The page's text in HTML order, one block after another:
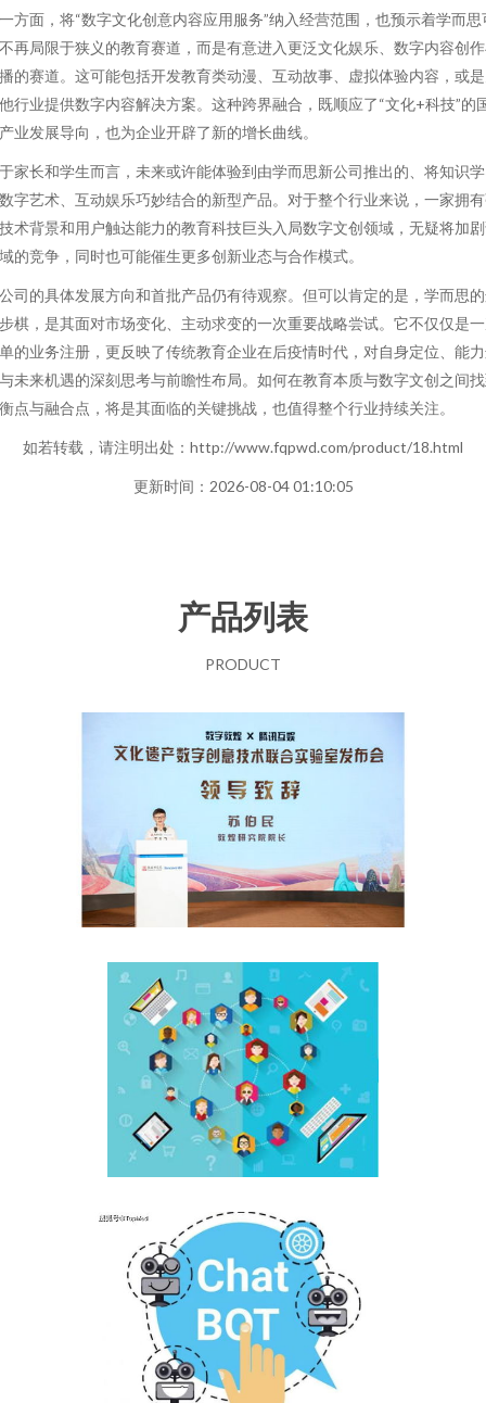
方面，将“数字文化创意内容应用服务”纳入经营范围，也预示着学而思
再局限于狭义的教育赛道，而是有意进入更泛文化娱乐、数字内容创
的赛道。这可能包括开发教育类动漫、互动故事、虚拟体验内容，或
行业提供数字内容解决方案。这种跨界融合，既顺应了“文化+科技”的
业发展导向，也为企业开辟了新的增长曲线。
家长和学生而言，未来或许能体验到由学而思新公司推出的、将知识
字艺术、互动娱乐巧妙结合的新型产品。对于整个行业来说，一家拥
术背景和用户触达能力的教育科技巨头入局数字文创领域，无疑将加
的竞争，同时也可能催生更多创新业态与合作模式。
司的具体发展方向和首批产品仍有待观察。但可以肯定的是，学而思
棋，是其面对市场变化、主动求变的一次重要战略尝试。它不仅仅是
的业务注册，更反映了传统教育企业在后疫情时代，对自身定位、能
未来机遇的深刻思考与前瞻性布局。如何在教育本质与数字文创之间
点与融合点，将是其面临的关键挑战，也值得整个行业持续关注。
如若转载，请注明出处：http://www.fqpwd.com/product/18.html
更新时间：2026-08-04 01:10:05
产品列表
PRODUCT